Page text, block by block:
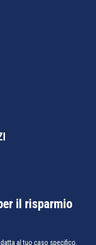
il risparmio
al tuo caso specifico.